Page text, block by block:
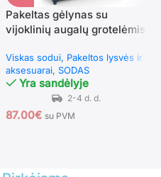
Pakeltas gėlynas su
vijoklinių augalų grotelėmis
Viskas sodui Pakeltos lysvės ir
aksesuarai SODAS
Yra sandėlyje
87.00€ su PVM